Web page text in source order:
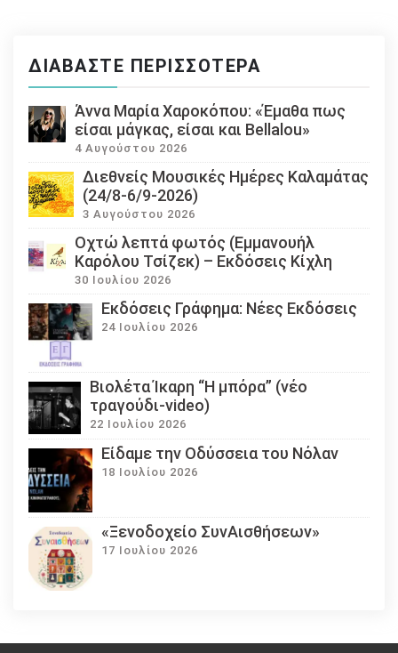
ΔΙΑΒΆΣΤΕ ΠΕΡΙΣΣΌΤΕΡΑ
Άννα Μαρία Χαροκόπου: «Έμαθα πως
είσαι μάγκας, είσαι και Bellalou»
4 Αυγούστου 2026
Διεθνείς Μουσικές Ημέρες Καλαμάτας
(24/8-6/9-2026)
3 Αυγούστου 2026
Οχτώ λεπτά φωτός (Εμμανουήλ
Καρόλου Τσίζεκ) – Εκδόσεις Κίχλη
30 Ιουλίου 2026
Εκδόσεις Γράφημα: Νέες Εκδόσεις
24 Ιουλίου 2026
Βιολέτα Ίκαρη “Η μπόρα” (νέο
τραγούδι-video)
22 Ιουλίου 2026
Eίδαμε την Οδύσσεια του Νόλαν
18 Ιουλίου 2026
«Ξενοδοχείο ΣυνΑισθήσεων»
17 Ιουλίου 2026